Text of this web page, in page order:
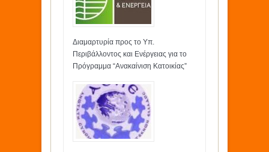
Διαμαρτυρία προς το Υπ.
Περιβάλλοντος και Ενέργειας για το
Πρόγραμμα “Ανακαίνιση Κατοικίας”